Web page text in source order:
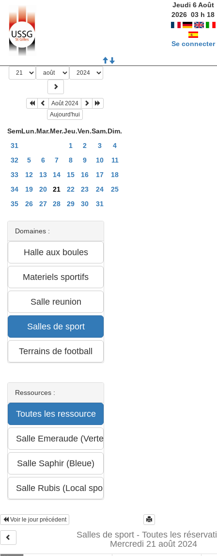
Jeudi 6 Août
2026 03 h 18
Se connecter
Août 2024
Aujourd'hui
SemLun.Mar.Mer.Jeu.Ven.Sam.Dim.
31
1 2 3
4
32
5 6 7 8 9 10
11
33
12 13 14 15 16 17
18
34
19 20 21 22 23 24
25
35
26 27 28 29 30 31
Domaines :
Ressources :
Voir le jour précédent
Salles de sport - Toutes les
Mercredi 21 août 2024